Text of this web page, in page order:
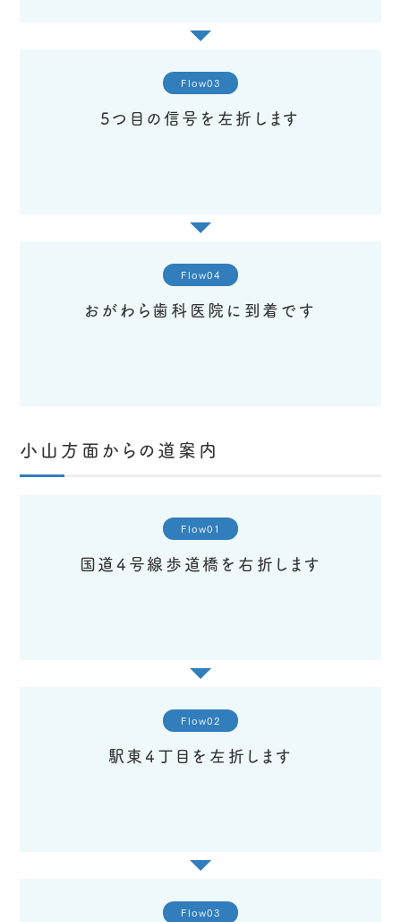
Flow03
5つ目の信号を左折します
Flow04
おがわら歯科医院に到着です
小山方面からの道案内
Flow01
国道4号線歩道橋を右折します
Flow02
駅東4丁目を左折します
Flow03